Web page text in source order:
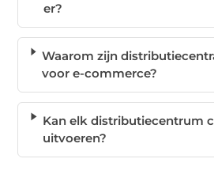
er?
Waarom zijn
voor e-commerce?
Kan elk distributiecentrum
uitvoeren?